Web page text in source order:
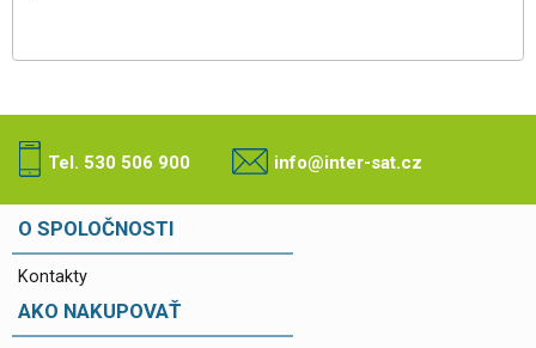
Tel. 530 506 900 info@inter-sat.cz
O SPOLOČNOSTI
Kontakty
AKO NAKUPOVAŤ